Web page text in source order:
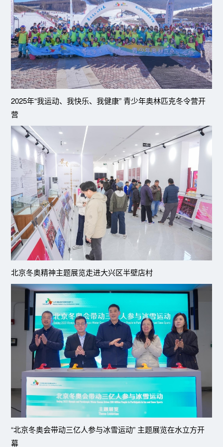
2025年“我运动、我快乐、我健康” 青少年奥林匹克冬令营开
营
北京冬奥精神主题展览走进大兴区半壁店村
“北京冬奥会带动三亿人参与冰雪运动” 主题展览在水立方开
幕